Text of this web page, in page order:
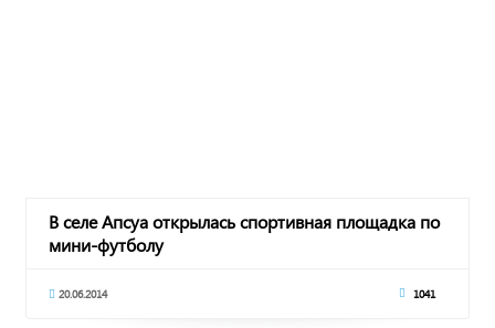
В селе Апсуа открылась спортивная площадка по
мини-футболу
20.06.2014 1041